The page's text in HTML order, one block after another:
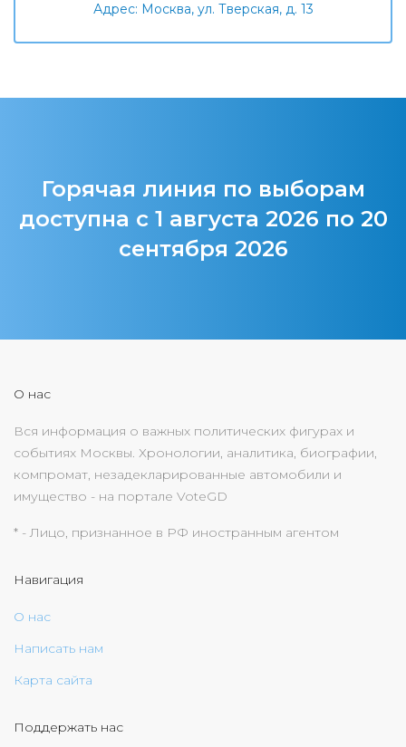
Адрес: Москва, ул. Тверская, д. 13
Горячая линия по выборам
доступна с 1 августа 2026 по 20
сентября 2026
О нас
Вся информация о важных политических фигурах и
событиях Москвы. Хронологии, аналитика, биографии,
компромат, незадекларированные автомобили и
имущество - на портале VoteGD
* - Лицо, признанное в РФ иностранным агентом
Навигация
О нас
Написать нам
Карта сайта
Поддержать нас